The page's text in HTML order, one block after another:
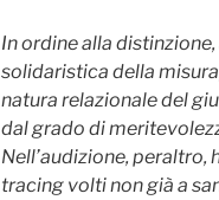
In ordine alla
solidaristica della
natura relazionale del
dal grado di
Nell’audizione,
tracing volti non già a